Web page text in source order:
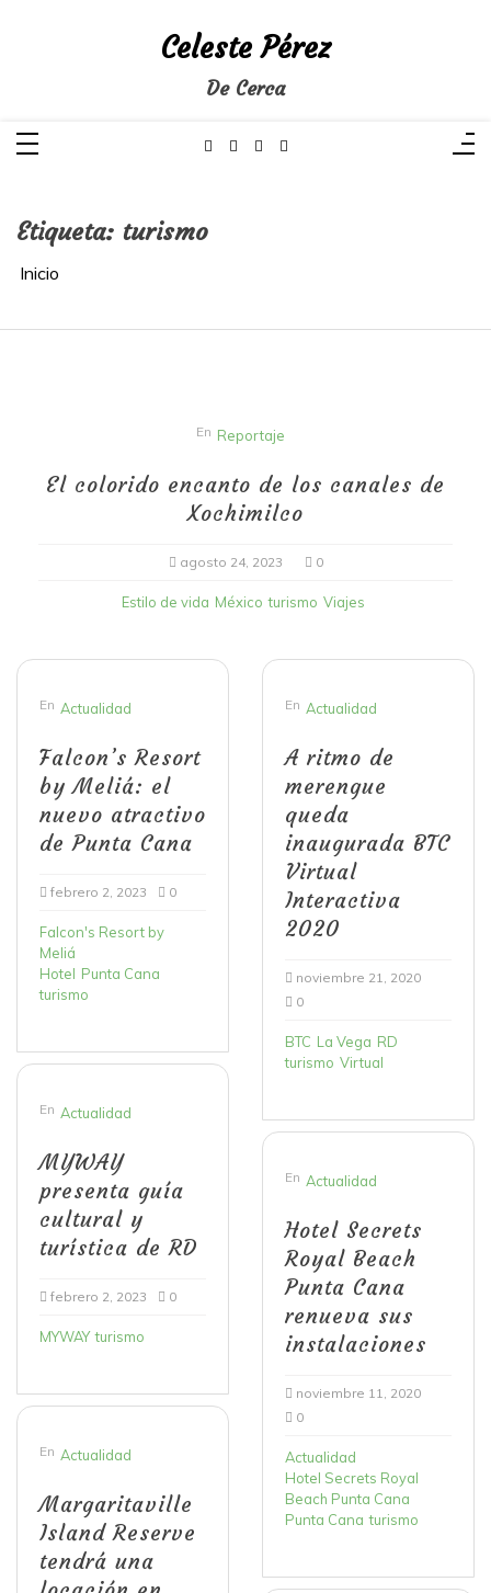
Celeste Pérez
De Cerca
Etiqueta: turismo
Inicio
En Reportaje
El colorido encanto de los canales de
Xochimilco
agosto 24, 2023 0
Estilo de vida México turismo Viajes
En Actualidad
Falcon’s Resort
by Meliá: el
nuevo atractivo
de Punta Cana
febrero 2, 2023 0
Falcon's Resort by
Meliá
Hotel Punta Cana
turismo
En Actualidad
MYWAY
presenta guía
cultural y
turística de RD
febrero 2, 2023 0
MYWAY turismo
En Actualidad
Margaritaville
Island Reserve
tendrá una
En Actualidad
A ritmo de
merengue
queda
inaugurada BTC
Virtual
Interactiva
2020
noviembre 21, 2020
0
BTC La Vega RD
turismo Virtual
En Actualidad
Hotel Secrets
Royal Beach
Punta Cana
renueva sus
instalaciones
noviembre 11, 2020
0
Actualidad
Hotel Secrets Royal
Beach Punta Cana
Punta Cana turismo